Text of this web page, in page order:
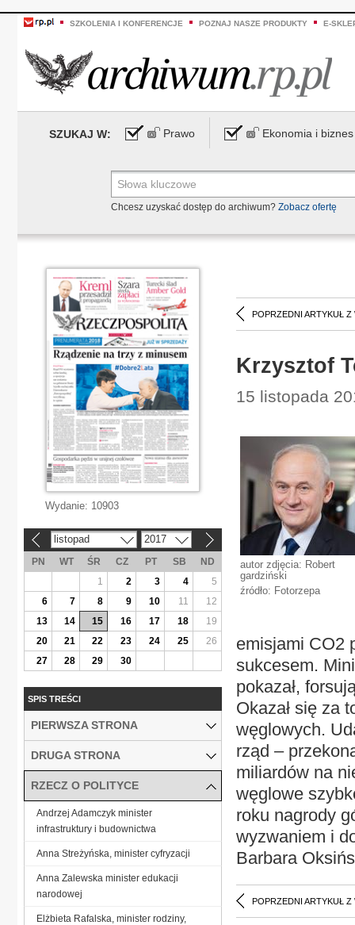
SZKOLENIA I KONFERENCJE POZNAJ NASZE PRODUKTY E-
SZUKAJ W: Prawo Ekonomia i biznes
Chcesz uzyskać dostęp do archiwum? Zobacz ofertę
POPRZEDNI ARTYKUŁ Z
Krzysztof
15 listopada
autor zdjęcia: Robert
gardziński
źródło: Fotorzepa
emisjami CO2
sukcesem.
pokazał,
Okazał się za
węglowych.
rząd –
miliardów na
węglowe
roku nagrody
wyzwaniem i
Barbara
POPRZEDNI ARTYKUŁ Z
Wydanie: 10903
listopad 2017
PN WT ŚR CZ PT SB
ND
1
2 3 4
5
6
7 8 9 10 11
12
13
14 15 16 17 18
19
20
21 22 23 24 25
26
27
28 29 30
SPIS TREŚCI
PIERWSZA STRONA
DRUGA STRONA
RZECZ O POLITYCE
Andrzej Adamczyk minister
infrastruktury i budownictwa
Anna Streżyńska, minister cyfryzacji
Anna Zalewska minister edukacji
narodowej
Elżbieta Rafalska, minister rodziny,